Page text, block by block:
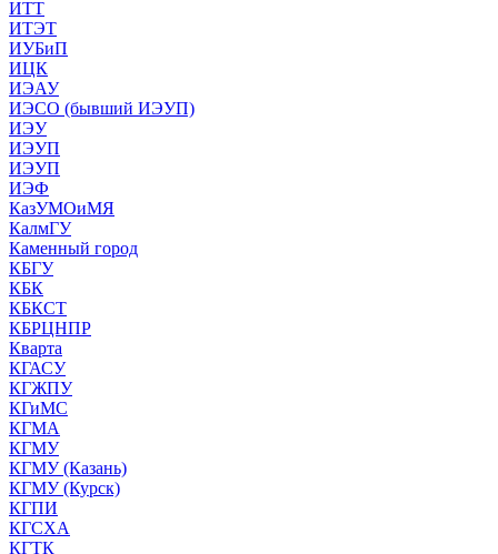
ИТТ
ИТЭТ
ИУБиП
ИЦК
ИЭАУ
ИЭСО (бывший ИЭУП)
ИЭУ
ИЭУП
ИЭУП
ИЭФ
КазУМОиМЯ
КалмГУ
Каменный город
КБГУ
КБК
КБКСТ
КБРЦНПР
Кварта
КГАСУ
КГЖПУ
КГиМС
КГМА
КГМУ
КГМУ (Казань)
КГМУ (Курск)
КГПИ
КГСХА
КГТК